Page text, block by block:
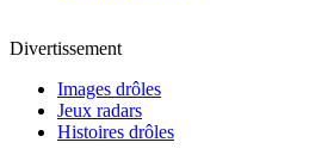
Divertissement
Images drôles
Jeux radars
Histoires drôles